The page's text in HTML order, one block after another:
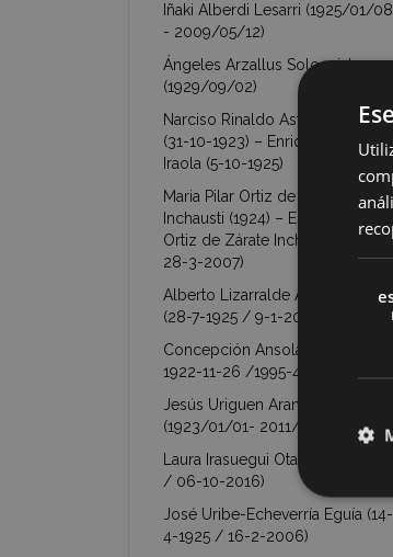
Iñaki Alberdi Lesarri (1925/01/08
- 2009/05/12)
Ángeles Arzallus Sologaistua
(1929/09/02)
Narciso Rinaldo Astarloa Iraola
(31-10-1923) – Enrique Astarloa
Iraola (5-10-1925)
Maria Pilar Ortiz de Zárate
Inchausti (1924) – Esperanza
Ortiz de Zárate Inchausti (1927 /
28-3-2007)
Alberto Lizarralde Arechavaleta
(28-7-1925 / 9-1-2011)
Concepción Ansola Ocamica (
1922-11-26 /1995-4-3 )
Jesús Uriguen Aranzabal
(1923/01/01- 2011/05/25)
Laura Irasuegui Otal (26-11-1923
/ 06-10-2016)
José Uribe-Echeverría Eguía (14-
4-1925 / 16-2-2006)